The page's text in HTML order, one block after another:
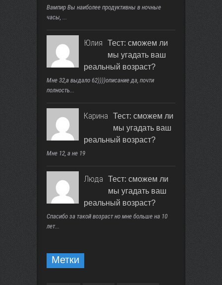
Вампир Вы наиболее продуктивны в ночные
часы, ...
Юлия
Тест: сможем ли
мы угадать ваш
реальный возраст?
Мне 32,а выдало 62))))описание да, почти
полность...
Карина
Тест: сможем ли
мы угадать ваш
реальный возраст?
Мне 12, а не 19
Люда
Тест: сможем ли
мы угадать ваш
реальный возраст?
Спасибо за такой возраст но мне больше на 10
лет...
Метки